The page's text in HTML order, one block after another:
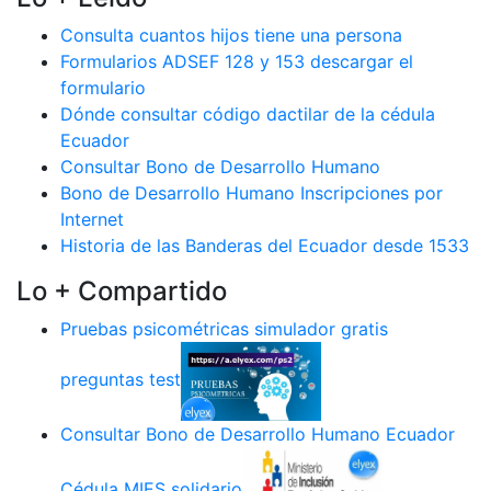
Consulta cuantos hijos tiene una persona
Formularios ADSEF 128 y 153 descargar el
formulario
Dónde consultar código dactilar de la cédula
Ecuador
Consultar Bono de Desarrollo Humano
Bono de Desarrollo Humano Inscripciones por
Internet
Historia de las Banderas del Ecuador desde 1533
Lo + Compartido
Pruebas psicométricas simulador gratis
preguntas test
Consultar Bono de Desarrollo Humano Ecuador